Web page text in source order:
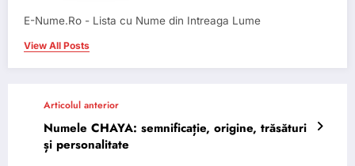
E-Nume.Ro - Lista cu Nume din Intreaga Lume
View All Posts
Articolul anterior
Numele CHAYA: semnificație, origine, trăsături
și personalitate